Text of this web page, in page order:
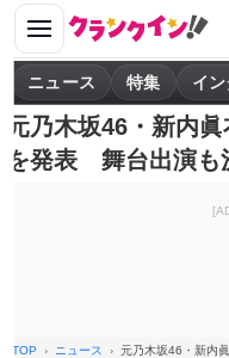
ニュース 特集 イ
元乃木坂46・新内
を発表 舞台出演も
TOP ニュース 元乃木坂46・新内